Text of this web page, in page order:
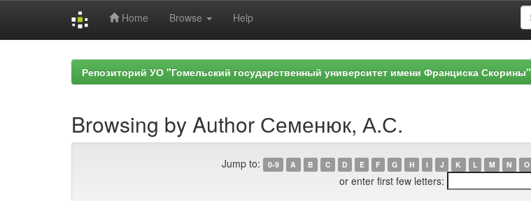
Home Browse Help
Репозиторий УО "Гомельский государственный университет имени Франциска Скорины"
Browsing by Author Семенюк, А.С.
Jump to: 0-9 A B C D E F G H I J K L M N O
or enter first few letters: